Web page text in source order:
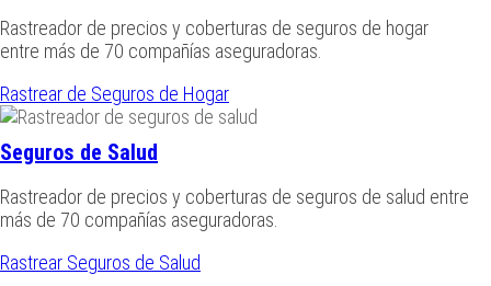
Rastreador de precios y coberturas de seguros de hogar
entre más de 70 compañías aseguradoras.
Rastrear de Seguros de Hogar
Seguros de Salud
Rastreador de precios y coberturas de seguros de salud entre
más de 70 compañías aseguradoras.
Rastrear Seguros de Salud